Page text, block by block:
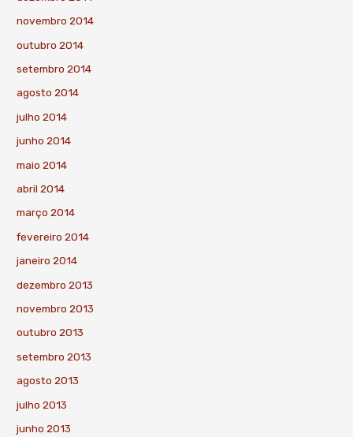
novembro 2014
outubro 2014
setembro 2014
agosto 2014
julho 2014
junho 2014
maio 2014
abril 2014
março 2014
fevereiro 2014
janeiro 2014
dezembro 2013
novembro 2013
outubro 2013
setembro 2013
agosto 2013
julho 2013
junho 2013